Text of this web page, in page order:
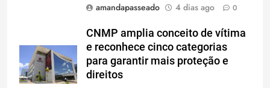
amandapasseado
4 dias ago 0
CNMP amplia conceito de vítima
e reconhece cinco categorias
para garantir mais proteção e
direitos